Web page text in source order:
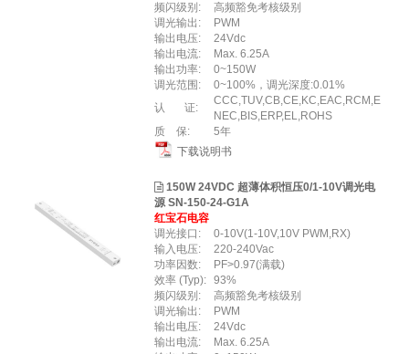
频闪级别:
高频豁免考核级别
调光输出:
PWM
输出电压:
24Vdc
输出电流:
Max. 6.25A
输出功率:
0~150W
调光范围:
0~100%，调光深度:0.01%
认 证:
CCC,TUV,CB,CE,KC,EAC,RCM,E
NEC,BIS,ERP,EL,ROHS
质 保:
5年
下载说明书
150W 24VDC 超薄体积恒压0/1-10V调光电
源 SN-150-24-G1A
红宝石电容
调光接口:
0-10V(1-10V,10V PWM,RX)
输入电压:
220-240Vac
功率因数:
PF>0.97(满载)
效率 (Typ): 93%
频闪级别:
高频豁免考核级别
调光输出:
PWM
输出电压:
24Vdc
输出电流:
Max. 6.25A